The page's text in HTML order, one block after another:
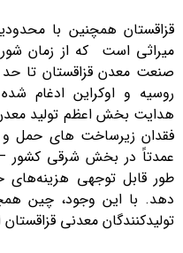
قزاقستان همچنین با
میراثی است که از زمان
صنعت معدن قزاقستان تا حد
روسیه و اوکراین ادغام
هدایت بخش اعظم تولید
فقدان زیرساخت های حمل
عمدتاً در بخش شرقی کشور –
طور قابل توجهی
دهد. با این وجود، چین
تولیدکنندگان معدنی